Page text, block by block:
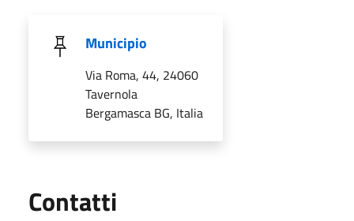
Municipio
Via Roma, 44, 24060
Tavernola
Bergamasca BG, Italia
Contatti